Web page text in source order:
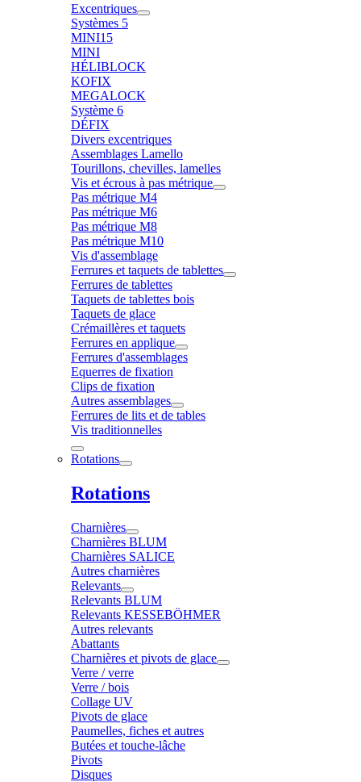
Excentriques
Systèmes 5
MINI15
MINI
HÉLIBLOCK
KOFIX
MEGALOCK
Système 6
DÉFIX
Divers excentriques
Assemblages Lamello
Tourillons, chevilles, lamelles
Vis et écrous à pas métrique
Pas métrique M4
Pas métrique M6
Pas métrique M8
Pas métrique M10
Vis d'assemblage
Ferrures et taquets de tablettes
Ferrures de tablettes
Taquets de tablettes bois
Taquets de glace
Crémaillères et taquets
Ferrures en applique
Ferrures d'assemblages
Equerres de fixation
Clips de fixation
Autres assemblages
Ferrures de lits et de tables
Vis traditionnelles
Rotations
Rotations
Charnières
Charnières BLUM
Charnières SALICE
Autres charnières
Relevants
Relevants BLUM
Relevants KESSEBÖHMER
Autres relevants
Abattants
Charnières et pivots de glace
Verre / verre
Verre / bois
Collage UV
Pivots de glace
Paumelles, fiches et autres
Butées et touche-lâche
Pivots
Disques